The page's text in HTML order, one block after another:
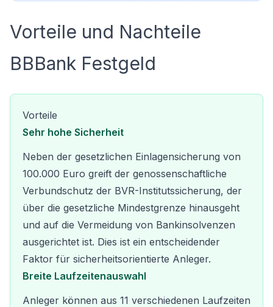
Vorteile und Nachteile
BBBank Festgeld
Vorteile
Sehr hohe Sicherheit
Neben der gesetzlichen Einlagensicherung von
100.000 Euro greift der genossenschaftliche
Verbundschutz der BVR-Institutssicherung, der
über die gesetzliche Mindestgrenze hinausgeht
und auf die Vermeidung von Bankinsolvenzen
ausgerichtet ist. Dies ist ein entscheidender
Faktor für sicherheitsorientierte Anleger.
Breite Laufzeitenauswahl
Anleger können aus 11 verschiedenen Laufzeiten